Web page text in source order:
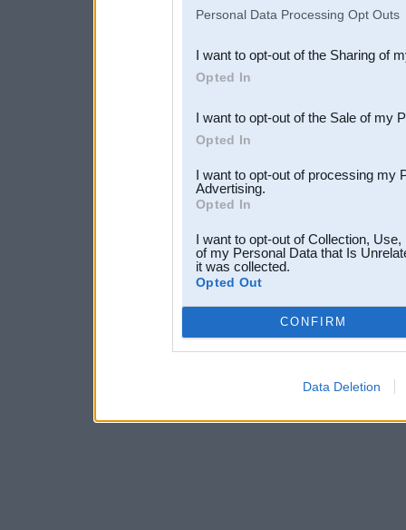
Downstream Participants
third parties.
Personal Data Processing Opt Outs
I want to opt-out of the Sharing of
Opted In
I want to opt-out of the Sale of my
Opted In
I want to opt-out of processing my
Advertising.
Opted In
I want to opt-out of Collection,
of my Personal Data that Is
it was collected.
Opted Out
CONFIRM
Data Deletion